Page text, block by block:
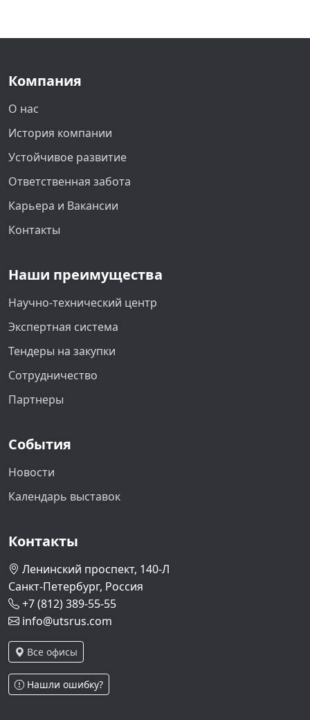
Компания
О нас
История компании
Устойчивое развитие
Ответственная забота
Карьера и Вакансии
Контакты
Наши преимущества
Научно-технический центр
Экспертная система
Тендеры на закупки
Сотрудничество
Партнеры
События
Новости
Календарь выставок
Контакты
Ленинский проспект, 140-Л
Санкт-Петербург, Россия
+7 (812) 389-55-55
info@utsrus.com
Все офисы
Нашли ошибку?